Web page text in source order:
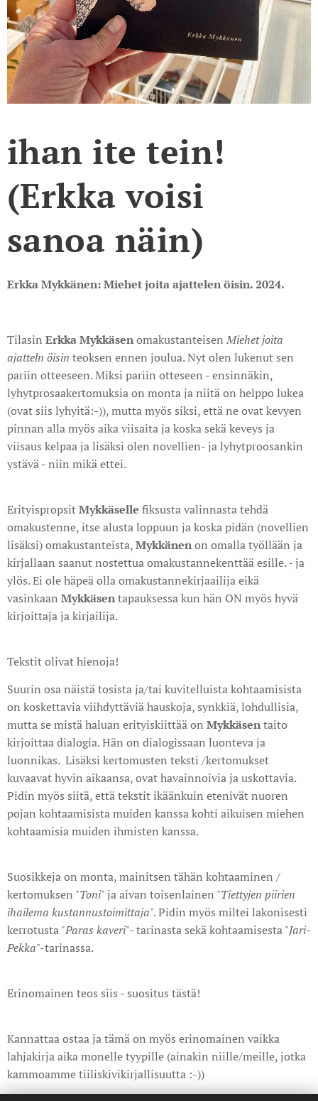
ihan ite tein!
(Erkka voisi
sanoa näin)
Erkka Mykkänen: Miehet joita ajattelen öisin. 2024.
Tilasin Erkka Mykkäsenomakustanteisen Miehet joita
ajatteln öisin teoksen ennen joulua. Nyt olen lukenut sen
pariin otteeseen. Miksi pariin otteseen - ensinnäkin,
lyhytprosaakertomuksia on monta ja niitä on helppo lukea
(ovat siis lyhyitä:-)), mutta myös siksi, että ne ovat kevyen
pinnan alla myös aika viisaita ja koska sekä keveys ja
viisaus kelpaa ja lisäksi olen novellien- ja lyhytproosankin
ystävä - niin mikä ettei.
ErityispropsitMykkäselle fiksusta valinnasta tehdä
omakustenne, itse alusta loppuun ja koska pidän (novellien
lisäksi) omakustanteista,Mykkänenon omalla työllään ja
kirjallaan saanut nostettua omakustannekenttää esille. - ja
ylös. Ei ole häpeä olla omakustannekirjaailija eikä
vasinkaan Mykkäsentapauksessa kun hän ON myös hyvä
kirjoittaja ja kirjailija.
Tekstit olivat hienoja!
Suurin osa näistä tosista ja/tai kuvitelluista kohtaamisista
on koskettavia viihdyttäviä hauskoja, synkkiä, lohdullisia,
mutta se mistä haluan erityiskiittää on Mykkäsentaito
kirjoittaa dialogia. Hän on dialogissaan luonteva ja
luonnikas. Lisäksi kertomusten teksti /kertomukset
kuvaavat hyvin aikaansa, ovat havainnoivia ja uskottavia.
Pidin myös siitä, että tekstit ikäänkuin etenivät nuoren
pojan kohtaamisista muiden kanssa kohti aikuisen miehen
kohtaamisia muiden ihmisten kanssa.
Suosikkeja on monta, mainitsen tähän kohtaaminen /
kertomuksen "Toni" ja aivan toisenlainen "Tiettyjen piirien
ihailema kustannustoimittaja". Pidin myös miltei lakonisesti
kerrotusta "Paras kaveri"- tarinasta sekä kohtaamisesta "Jari-
Pekka"-tarinassa.
Erinomainen teos siis - suositus tästä!
Kannattaa ostaa ja tämä on myös erinomainen vaikka
lahjakirja aika monelle tyypille (ainakin niille/meille, jotka
kammoamme tiiliskivikirjallisuutta :-))